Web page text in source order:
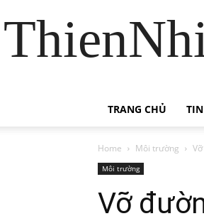
TRANG CHỦ
Home Môi trường
Môi trường
Vỡ